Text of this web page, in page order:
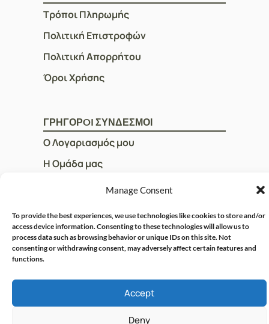
Manage Consent
To provide the best experiences, we use technologies like cookies to store and/or
access device information. Consenting to these technologies will allow us to
process data such as browsing behavior or unique IDs on this site. Not
consenting or withdrawing consent, may adversely affect certain features and
functions.
Accept
Deny
Τρόποι Πληρωμής
Πολιτική Επιστροφών
Πολιτική Απορρήτου
Όροι Χρήσης
ΓΡΗΓΟΡOI ΣΥΝΔΕΣΜΟΙ
Ο Λογαριασμός μου
Η Ομάδα μας
© CRISPHARMACY.GR -
COPYRIGHT 2026
CRAFTED WITH ♡ BY
SOLVIT I.T. SOLUTIONS &